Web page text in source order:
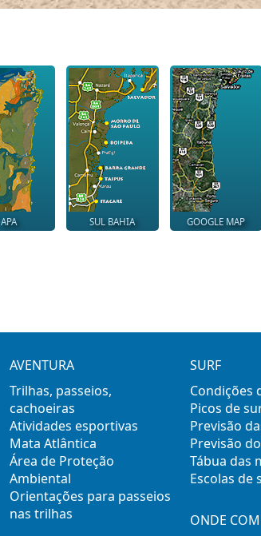
APA SUL BAHIA GOOGLE MAP
AVENTURA
Trilhas, passeios,
cachoeiras
Atividades esportivas
Mata Atlântica
Área de Proteção
Ambiental
Orientações para passeios
nas trilhas
SURF
Condições
Picos de
Previsão
Previsão
Tábua das
Escolas de
ONDE